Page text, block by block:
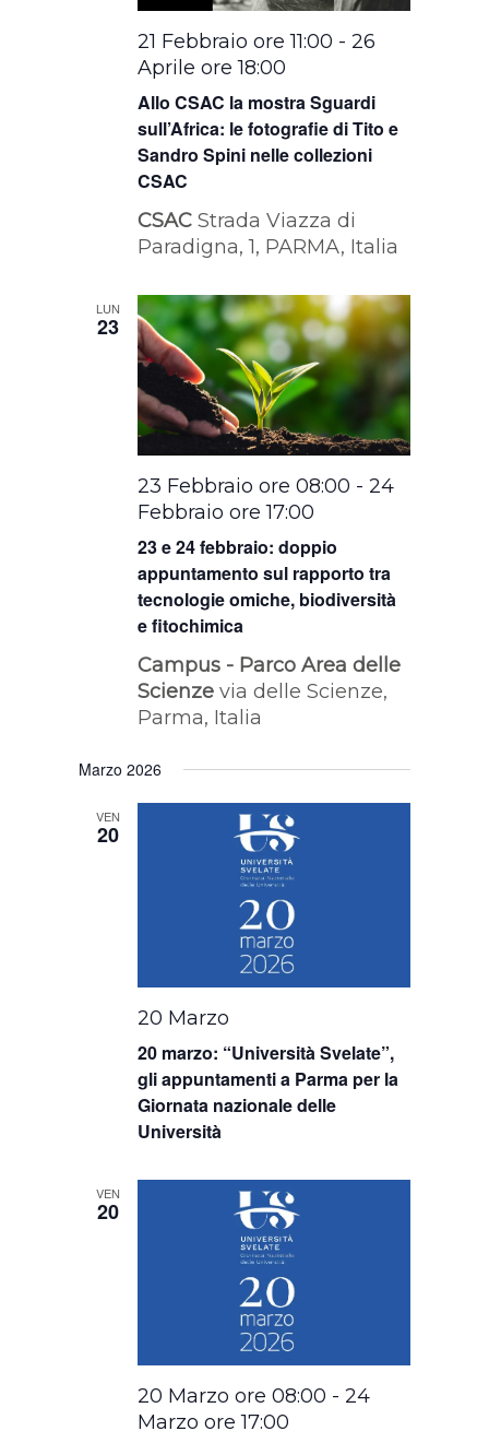
Allo CSAC la mostra Sguardi
sull’Africa: le fotografie di Tito e
Sandro Spini nelle collezioni
CSAC
21 Febbraio ore 11:00 -26
Aprile ore 18:00
CSACStrada Viazza di
Paradigna, 1, PARMA, Italia
LUN
23
23 e 24 febbraio: doppio
appuntamento sul rapporto tra
tecnologie omiche, biodiversità
e fitochimica
23 Febbraio ore 08:00 -24
Febbraio ore 17:00
Campus - Parco Area delle
Scienzevia delle Scienze,
Parma, Italia
Marzo 2026
VEN
20
20 marzo: “Università Svelate”,
gli appuntamenti a Parma per la
Giornata nazionale delle
Università
20 Marzo
VEN
20
20 Marzo ore 08:00 -24
Marzo ore 17:00